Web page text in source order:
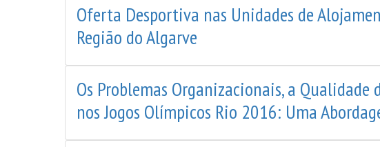
Oferta Desportiva nas Unidades de
Região do Algarve
Os Problemas Organizacionais, a
nos Jogos Olímpicos Rio 2016: Uma